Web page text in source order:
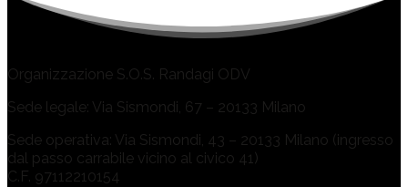
Organizzazione S.O.S. Randagi ODV
Sede legale: Via Sismondi, 67 – 20133 Milano
Sede operativa: Via Sismondi, 43 – 20133 Milano (ingresso
dal passo carrabile vicino al civico 41)
C.F. 97112210154